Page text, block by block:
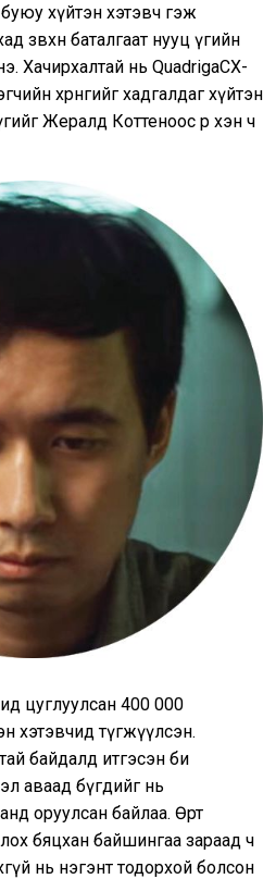
хүйтэн хэтэвч гэж
зөвхөн баталгаат нууц үгийн
Хачирхалтай нь QuadrigaCX-
хөрөнгийг хадгалдаг хүйтэн
Жералд Коттеноос өөр хэн ч
цуглуулсан 400 000
хэтэвчид түгжүүлсэн.
байдалд итгэсэн би
аваад бүгдийг нь
оруулсан байлаа. Өөрт
бяцхан байшингаа зараад ч
нь нэгэнт тодорхой болсон